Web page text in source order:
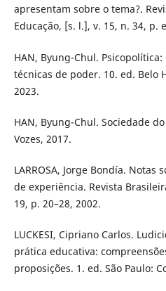
apresentam sobre o tema?.
Educação, [s. l.], v. 15, n. 34, p.
HAN, Byung-Chul.
técnicas de poder. 10. ed. Belo
2023.
HAN, Byung-Chul. Sociedade
Vozes, 2017.
LARROSA, Jorge Bondía.
de experiência. Revista
19, p. 20–28, 2002.
LUCKESI, Cipriano Carlos.
prática educativa:
proposições. 1. ed. São Paulo: